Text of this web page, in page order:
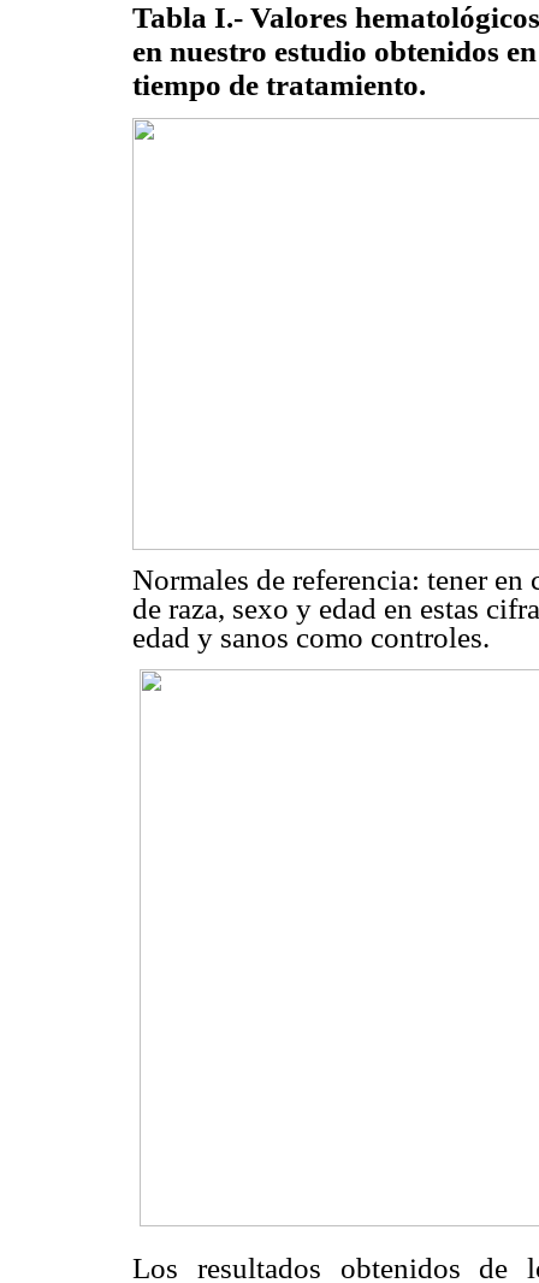
Tabla I.- Valores
en nuestro estudio obtenidos
tiempo de tratamiento.
Normales de referencia: tener
de raza, sexo y edad en estas
edad y sanos como controles.
Los resultados obtenidos de